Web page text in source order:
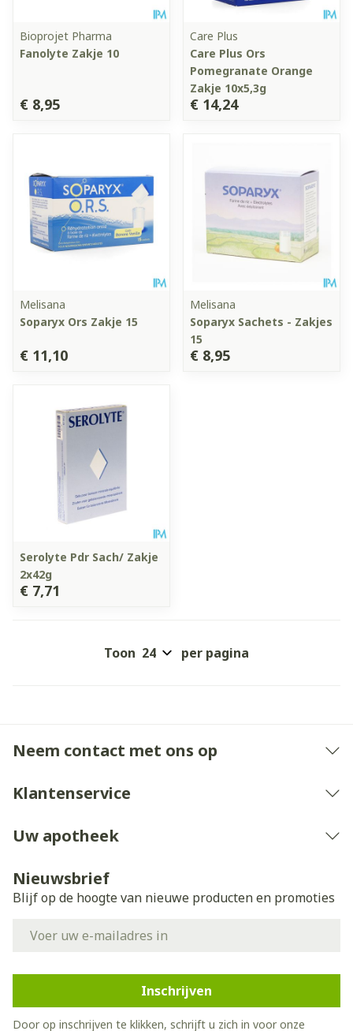
Bioprojet Pharma
Fanolyte Zakje 10
€ 8,95
Care Plus
Care Plus Ors
Pomegranate Orange
Zakje 10x5,3g
€ 14,24
Melisana
Soparyx Ors Zakje 15
€ 11,10
Melisana
Soparyx Sachets - Zakjes
15
€ 8,95
Serolyte Pdr Sach/ Zakje
2x42g
€ 7,71
Toon per pagina
Neem contact met ons op
Klantenservice
Uw apotheek
Nieuwsbrief
Blijf op de hoogte van nieuwe producten en promoties
Inschrijven
Door op inschrijven te klikken, schrijft u zich in voor onze